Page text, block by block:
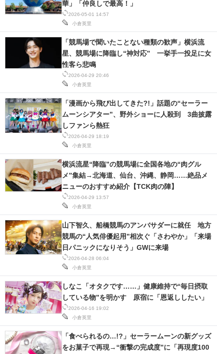
2026-05-01 14:57
小倉英里
華」「仲良しで最高！」
2026-04-29 20:46
小倉英里
「競馬場で聞いたことない種類の歓声」横浜流
星、競馬場に降臨し“神対応” 一挙手一投足に女
性客ら悲鳴
2026-04-29 18:19
小倉英里
「漫画から飛び出してきた?!」話題の“セーラー
ムーンシアター”、野外ショーに人殺到 3曲披露
しファンら熱狂
2026-04-29 13:57
小倉英里
横浜流星“降臨”の競馬場に全国各地の“肉グル
メ”集結→北海道、仙台、沖縄、静岡……絶品メ
ニューのおすすめ紹介【TCK肉の陣】
2026-04-28 06:04
小倉英里
山下智久、船橋競馬のアンバサダーに就任 地方
競馬の“人気俳優起用”相次ぐ「さわやか」「来場
日パニックになりそう」GWに来場
2026-04-16 19:02
小倉英里
しなこ「オタクです……」健康維持で“毎日摂取
している物”を明かす 原宿に「恩返ししたい」
「食べられるの…!?」セーラームーンの新グッズ
をお菓子で再現→“衝撃の完成度”に「再現度100